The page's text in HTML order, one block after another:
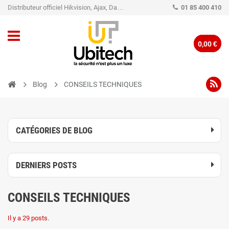
Distributeur officiel Hikvision, Ajax, Dahua, TP-Link - Caméra de vidéo surveillance - Alarme 01 85 400 410
0,00 €
Blog CONSEILS TECHNIQUES
CATÉGORIES DE BLOG
DERNIERS POSTS
CONSEILS TECHNIQUES
Il y a 29 posts.